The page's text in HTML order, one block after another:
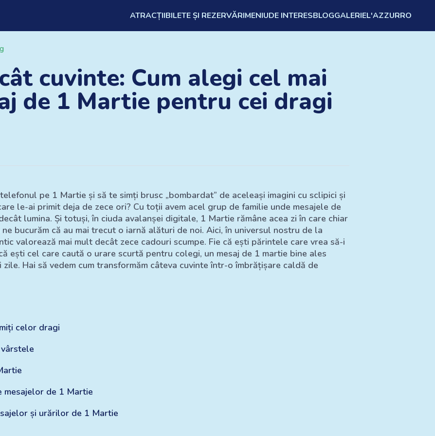
ATRACȚIIBILETE ȘI REZERVĂRIMENIUDE INTERESBLOGGALERIEL'AZZURRO
cuvinte: Cum alegi cel mai
de 1 Martie pentru cei dragi
pe 1 Martie și să te simți brusc „bombardat” de aceleași imagini cu sclipici și
le-ai primit deja de zece ori? Cu toții avem acel grup de familie unde mesajele de
lumina. Și totuși, în ciuda avalanșei digitale, 1 Martie rămâne acea zi în care chiar
bucurăm că au mai trecut o iarnă alături de noi. Aici, în universul nostru de la
valorează mai mult decât zece cadouri scumpe. Fie că ești părintele care vrea să-i
ești cel care caută o urare scurtă pentru colegi, un mesaj de 1 martie bine ales
Hai să vedem cum transformăm câteva cuvinte într-o îmbrățișare caldă de
celor dragi
mesajelor de 1 Martie
și urărilor de 1 Martie